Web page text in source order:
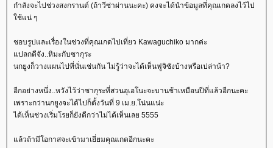
กำลังจะไปช่วงสงกรานต์ (ถ้าวีซ่าผ่านนะคะ) คงจะได้นำข้อมูลที่คุณเกดลงไว้ไป
ช้แน่ ๆ
ชอบรูปและเรื่องในช่วงที่คุณเกดไปเที่ยว Kawaguchiko มากค่ะ
ปลกดีจัง..หิมะกับซากุระ
นกยูงก็วางแผนไปที่นั่นเช่นกัน ไม่รู้ว่าจะได้เห็นฟูจิซังบ้างหรือเปล่าน้า?
อีกอย่างหนึ่ง..หวังไว้ว่าซากุระที่สวนอุเอโนะจะบานช้าเหมือนปีที่แล้วอีกนะคะ
เพราะกว่านกยูงจะได้ไปก็ตั้งวันที่ 9 เม.ย.โน่นแน่ะ
ได้เห็นช่วงเริ่มโรยก็ยังดีกว่าไม่ได้เห็นเลย 5555
ล้วถ้ามีโอกาสจะเข้ามาเยี่ยมคุณเกดอีกนะคะ